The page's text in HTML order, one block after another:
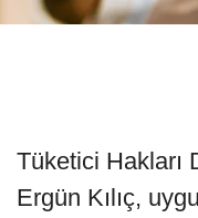
Tüketici Hakları
Ergün Kılıç,